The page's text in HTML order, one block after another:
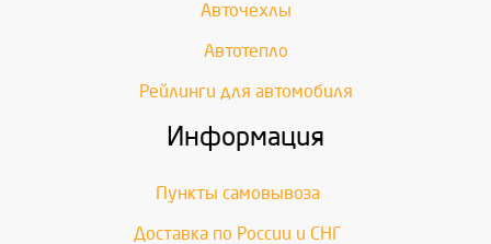
Авточехлы
Автотепло
Рейлинги для автомобиля
Информация
Пункты самовывоза
Доставка по России и СНГ